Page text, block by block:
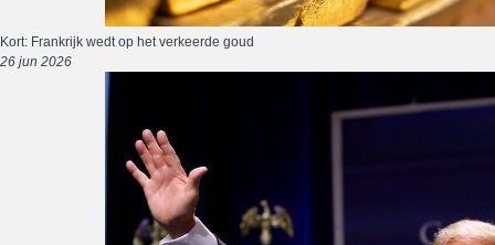
Kort: Frankrijk wedt op het verkeerde goud
26 jun 2026